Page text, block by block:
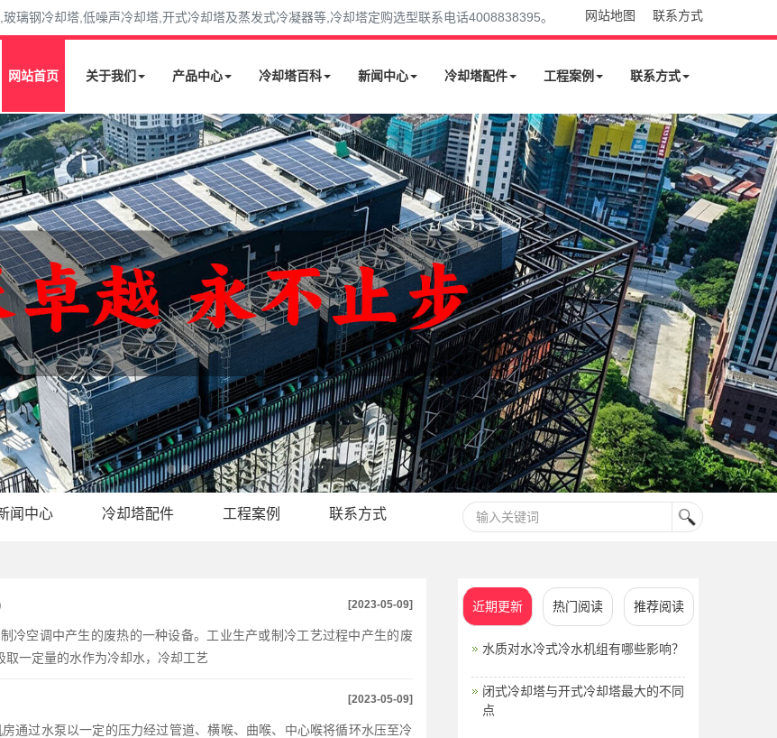
璃钢冷却塔,低噪声冷却塔,开式冷却塔及蒸发式冷凝器等,冷却塔定购选型联系电话4008838395。 网站地图 联系方式
网站首页 关于我们 产品中心 冷却塔百科 新闻中心 冷却塔配件 工程案例 联系方式
闻中心 冷却塔配件 工程案例 联系方式
[2023-05-09]
冷空调中产生的废热的一种设备。工业生产或制冷工艺过程中产生的废
一定量的水作为冷却水，冷却工艺
[2023-05-09]
通过水泵以一定的压力经过管道、横喉、曲喉、中心喉将循环水压至冷
近期更新 热门阅读 推荐阅读
水质对水冷式冷水机组有哪些影响？
闭式冷却塔与开式冷却塔最大的不同
点